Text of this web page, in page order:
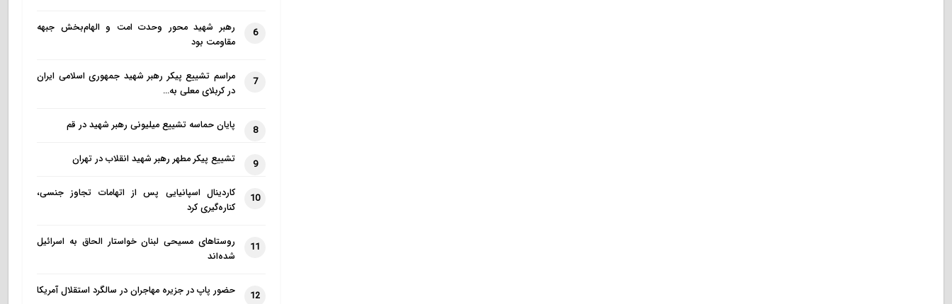
6
رهبر شهید محور وحدت امت و الهام‌بخش جبهه
مقاومت بود
7
مراسم تشییع پیکر رهبر شهید جمهوری اسلامی ایران
در کربلای معلی به…
8 پایان حماسه تشییع میلیونی رهبر شهید در قم
9 تشییع پیکر مطهر رهبر شهید انقلاب در تهران
10
کاردینال اسپانیایی پس از اتهامات تجاوز جنسی،
کناره‌گیری کرد
11
روستاهای مسیحی لبنان خواستار الحاق به اسرائیل
شده‌اند
12 حضور پاپ در جزیره مهاجران در سالگرد استقلال آمریکا